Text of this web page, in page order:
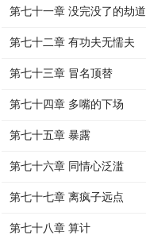
第七十一章 没完没了的劫道
第七十二章 有功夫无懦夫
第七十三章 冒名顶替
第七十四章 多嘴的下场
第七十五章 暴露
第七十六章 同情心泛滥
第七十七章 离疯子远点
第七十八章 算计